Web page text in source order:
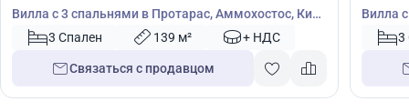
Вилла с 3 спальнями в Протарас, Аммохостос, Кипр
№ 516063 Спален 139 м² + НДС
Связаться с продавцом
Вилла
№
3